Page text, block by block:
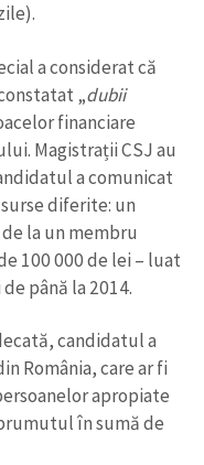
a considerat că
„dubii
financiare
Magistrații CSJ au
a comunicat
diferite: un
la un membru
100 000 de lei – luat
până la 2014.
candidatul a
România, care ar fi
apropiate
în sumă de